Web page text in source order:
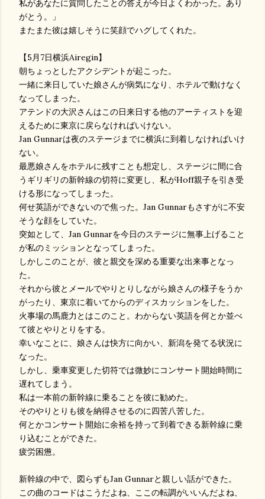
私があなたに質問したことの答えが今日よくわかった。あり
がとう。」
またまた彼は嬉しそうに笑顔でハグしてくれた。
【5月7日横浜Airegin】
朝ちょっとしたアクシデントが起こった。
一緒に来日していた娘さんが病気になり、ホテルで動けなく
なってしまった。
アテンドの大沢さんはこの日来日する他のアーティストを迎
えるために東京に戻らなければいけない。
Jan Gunnarは夜のステージまでに横浜に到着しなければいけ
ない。
最悪娘さんをホテルに残すことも想定し、ステージに間に合
うギリギリの新幹線の切符に変更し、私がHoff親子を引き受
ける形になってしまった。
何せ英語ができないので焦った。Jan Gunnarもさすがに不安
そうな顔をしていた。
突如として、Jan Gunnarを今日のステージに無事上げること
が私のミッションとなってしまった。
しかしこのことが、彼と親交を深める重要な出来事となっ
た。
それから彼とメールでやりとりしながら娘さんの様子をうか
がったり、東京に着いてからのディスカッションをした。
火事場の馬鹿力とはこのこと。わからない英語を何とか並べ
て彼とやりとりをする。
幸いなことに、娘さんは快方に向かい、新潟を発てる状況に
なった。
しかし、乗車変更した切符では微妙にコンサート開始時間に
遅れてしまう。
私は一本前の新幹線に乗ることを彼に勧めた。
そのやりとりも彼を納得させるのに四苦八苦した。
何とかコンサート開始に余裕を持って到着できる新幹線に乗
り込むことができた。
疲労困憊。
新幹線の中で、図らずもJan Gunnarと親しい話ができた。
この曲のコードはこうだよね、ここの転調がいいんだよね、